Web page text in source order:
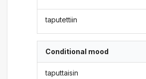
taputettiin
Conditional mood
taputtaisin